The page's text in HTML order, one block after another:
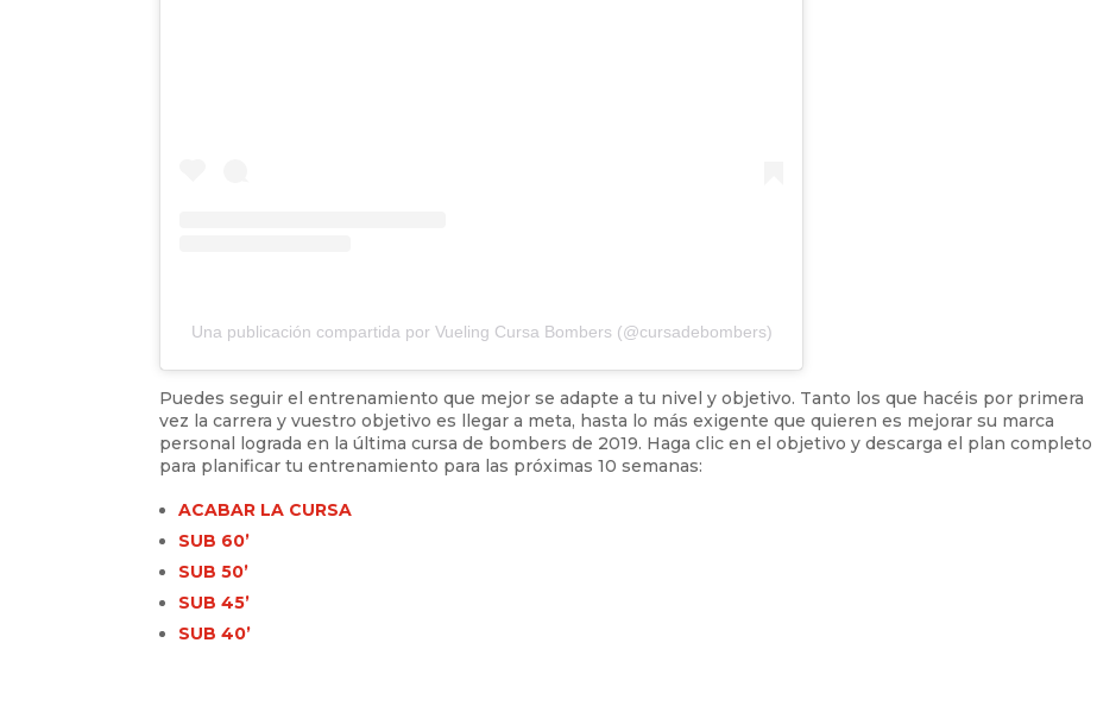
Una publicación compartida por Vueling Cursa Bombers (@cursadebombers)
Puedes seguir el entrenamiento que mejor se adapte a tu nivel y objetivo. Tanto los que hacéis por primera
vez la carrera y vuestro objetivo es llegar a meta, hasta lo más exigente que quieren es mejorar su marca
personal lograda en la última cursa de bombers de 2019. Haga clic en el objetivo y descarga el plan completo
para planificar tu entrenamiento para las próximas 10 semanas:
ACABAR LA CURSA
SUB 60’
SUB 50’
SUB 45’
SUB 40’